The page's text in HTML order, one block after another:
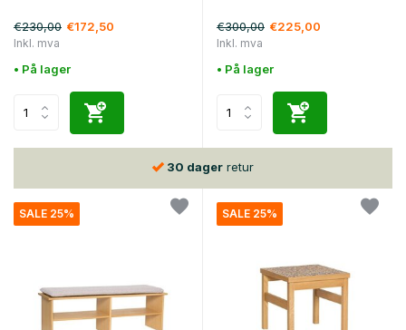
€230,00 €172,50
Inkl. mva
• På lager
€300,00 €225,00
Inkl. mva
• På lager
30 dagerretur
SALE 25% SALE 25%